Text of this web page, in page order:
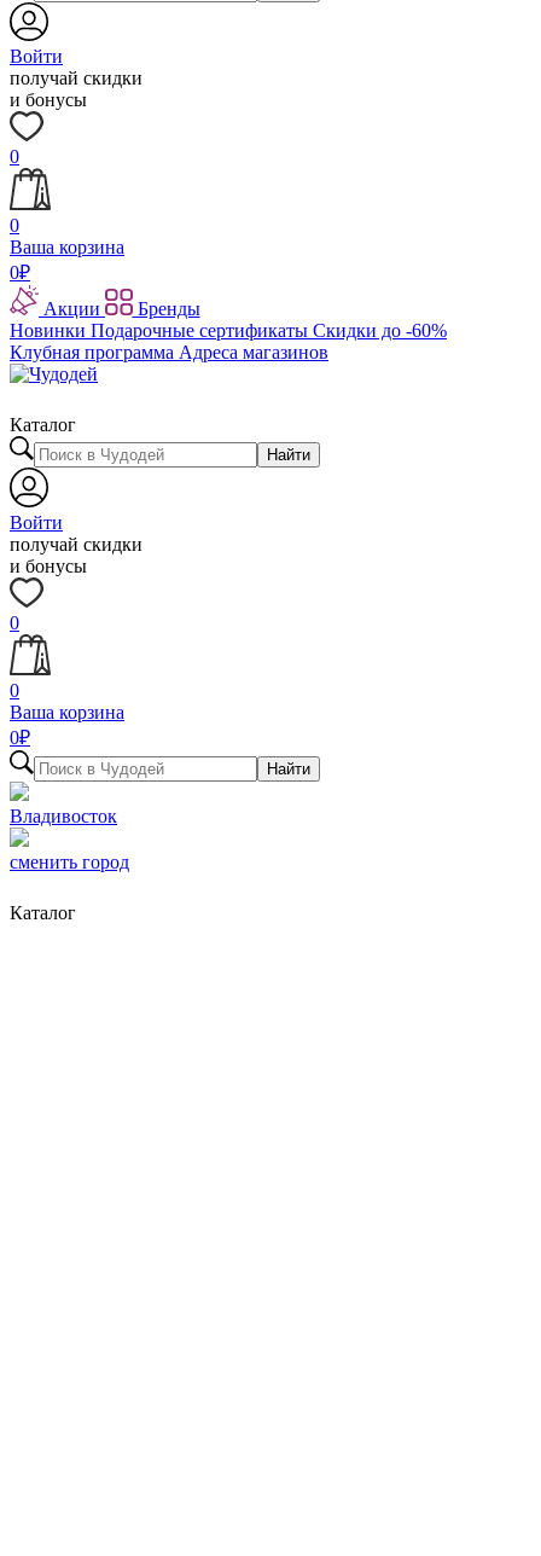
Войти
получай скидки
и бонусы
0
0
Ваша корзина
0₽
Акции
Бренды
Новинки Подарочные сертификаты Скидки до -60%
Клубная программа Адреса магазинов
Каталог
Найти
Войти
получай скидки
и бонусы
0
0
Ваша корзина
0₽
Найти
Владивосток
сменить город
Каталог